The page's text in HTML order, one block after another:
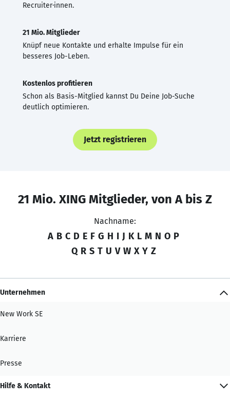
Recruiter·innen.
21 Mio. Mitglieder
Knüpf neue Kontakte und erhalte Impulse für ein
besseres Job-Leben.
Kostenlos profitieren
Schon als Basis-Mitglied kannst Du Deine Job-Suche
deutlich optimieren.
Jetzt registrieren
21 Mio. XING Mitglieder, von A bis Z
Nachname:
A B C D E F G H I J K L M N O P
Q R S T U V W X Y Z
Unternehmen
New Work SE
Karriere
Presse
Hilfe & Kontakt